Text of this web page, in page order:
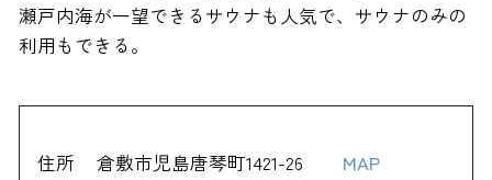
瀬戸内海が一望できるサウナも人気で、サウナのみの
利用もできる。
住所 倉敷市児島唐琴町1421-26
MAP